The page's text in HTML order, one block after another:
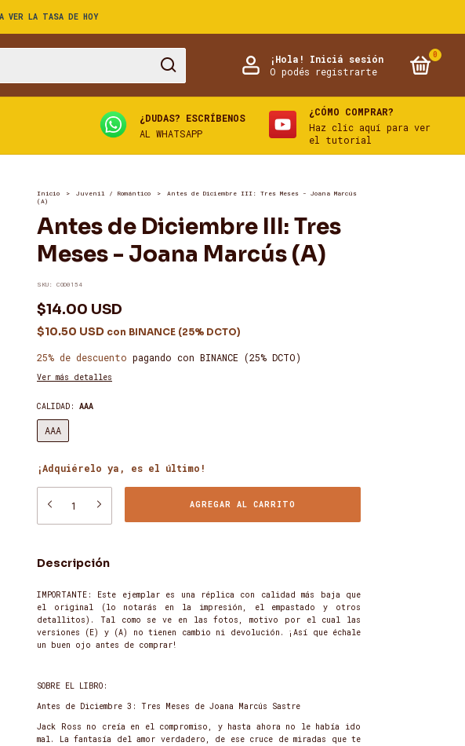
VER LA TASA DE HOY
¡Hola! Iniciá sesión
O podés registrarte
0
¿DUDAS? ESCRÍBENOS
AL WHATSAPP
¿CÓMO COMPRAR?
Haz clic aquí para ver
el tutorial
Inicio > Juvenil / Romántico >
Antes de Diciembre III: Tres Meses - Joana Marcús
(A)
Antes de Diciembre III: Tres
Meses - Joana Marcús (A)
SKU: COD0154
$14.00 USD
$10.50 USD con BINANCE (25% DCTO)
25% de descuento pagando con BINANCE (25% DCTO)
Ver más detalles
CALIDAD: AAA
AAA
¡Adquiérelo ya, es el último!
Descripción
IMPORTANTE: Este ejemplar es una réplica con calidad más baja que
el original (lo notarás en la impresión, el empastado y otros
detallitos). Tal como se ve en las fotos, motivo por el cual las
versiones (E) y (A) no tienen cambio ni devolución. ¡Así que échale
un buen ojo antes de comprar!
SOBRE EL LIBRO:
Antes de Diciembre 3: Tres Meses de Joana Marcús Sastre
Jack Ross no creía en el compromiso, y hasta ahora no le había ido
mal. La fantasía del amor verdadero, de ese cruce de miradas que te